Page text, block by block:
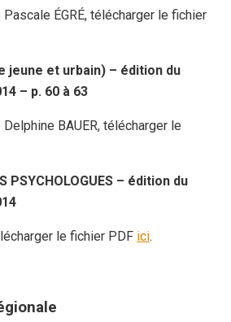
Pascale ÉGRÉ, télécharger le fichier
jeune et urbain) – édition du
– p. 60 à 63
Delphine BAUER, télécharger le
PSYCHOLOGUES – édition du
le fichier PDF ici.